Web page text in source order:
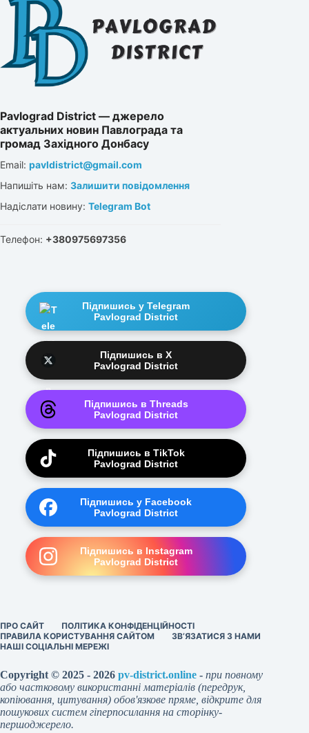
Pavlograd District — джерело
актуальних новин Павлограда та
громад Західного Донбасу
Email: pavldistrict@gmail.com
Напишіть нам: Залишити повідомлення
Надіслати новину: Telegram Bot
Телефон: +380975697356
Підпишись у Telegram
Pavlograd District
Підпишись в X
Pavlograd District
Підпишись в Threads
Pavlograd District
Підпишись в TikTok
Pavlograd District
Підпишись у Facebook
Pavlograd District
Підпишись в Instagram
Pavlograd District
ПРО САЙТ
ПОЛІТИКА КОНФІДЕНЦІЙНОСТІ
ПРАВИЛА КОРИСТУВАННЯ САЙТОМ
ЗВ’ЯЗАТИСЯ З НАМИ
НАШІ СОЦІАЛЬНІ МЕРЕЖІ
Copyright © 2025 - 2026 pv-district.online - при повному
або частковому використанні матеріалів (передрук,
копіювання, цитування) обов'язкове пряме, відкрите для
пошукових систем гіперпосилання на сторінку-
першоджерело.